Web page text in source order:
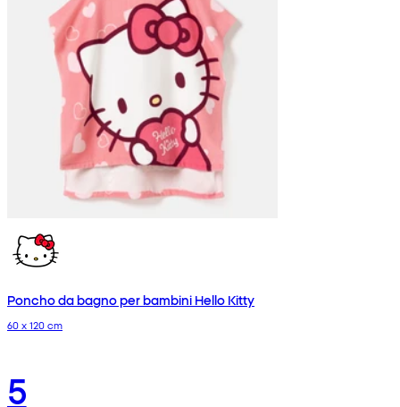
Poncho da bagno per bambini Hello Kitty
60 x 120 cm
5